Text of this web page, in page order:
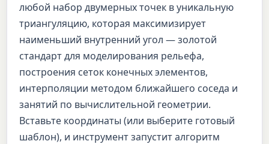
любой набор двумерных точек в уникальную
триангуляцию, которая максимизирует
наименьший внутренний угол — золотой
стандарт для моделирования рельефа,
построения сеток конечных элементов,
интерполяции методом ближайшего соседа и
занятий по вычислительной геометрии.
Вставьте координаты (или выберите готовый
шаблон), и инструмент запустит алгоритм